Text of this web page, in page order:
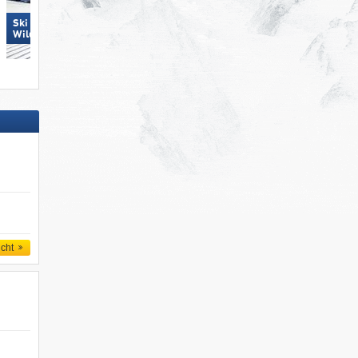
Ski Juwel Alpbachtal
Wildschönau
Pfelders